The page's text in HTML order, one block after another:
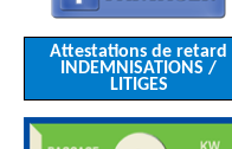
Attestations de retard
INDEMNISATIONS /
LITIGES